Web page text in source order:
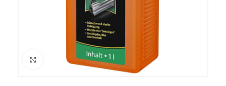
Clicca per ingrandire